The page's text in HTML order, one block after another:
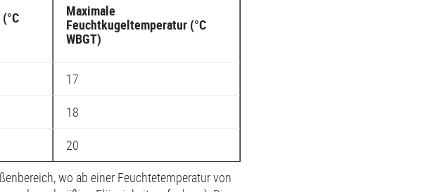
Maximale
Feuchtkugeltemperatur (°C
WBGT)
17
18
20
wo ab einer Feuchtetemperatur von